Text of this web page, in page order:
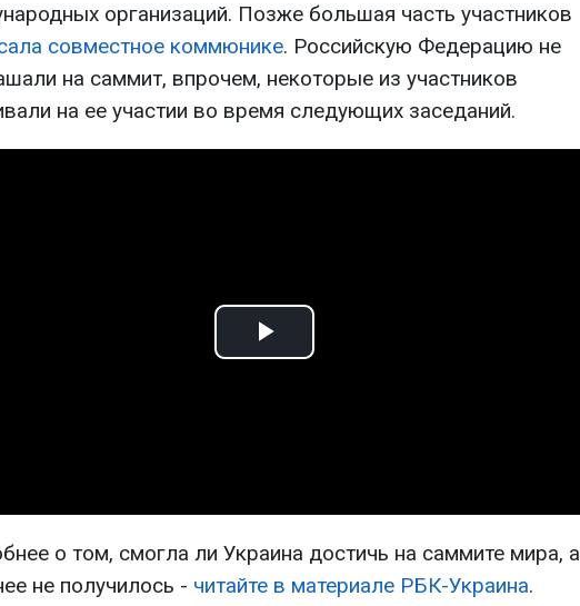
организаций. Позже большая часть участников
совместное коммюнике. Российскую Федерацию не
на саммит, впрочем, некоторые из участников
на ее участии во время следующих заседаний.
Play
о том, смогла ли Украина достичь на саммите мира, а
не получилось - читайте в материале РБК-Украина.